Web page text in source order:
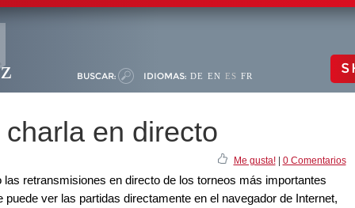
BUSCAR: IDIOMAS: DE EN ES FR
en directo
Me gusta!| 0 Comentarios
retransmisiones en directo de los torneos más importantes
ver las partidas directamente en el navegador de Internet,